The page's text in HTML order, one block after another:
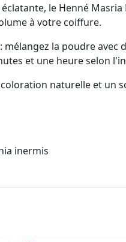
le Henné
à votre coiffure.
la poudre
et une heure selon
naturelle et un
inermis